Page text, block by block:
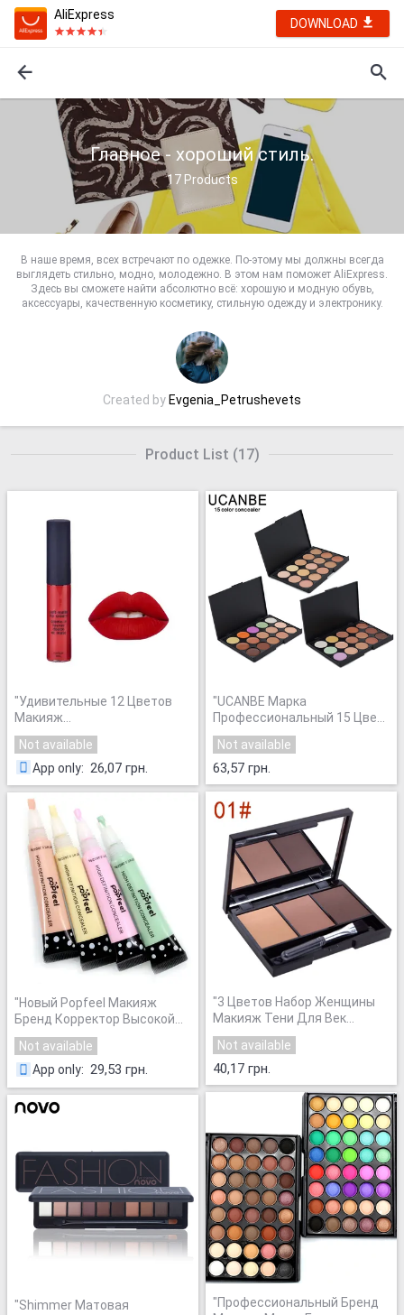
AliExpress
DOWNLOAD
Главное - хороший стиль.
17Products
В наше время, всех встречают по одежке. По-этому мы должны всегда
выглядеть стильно, модно, молодежно. В этом нам поможет AliExpress.
Здесь вы сможете найти абсолютно всё: хорошую и модную обувь,
аксессуары, качественную косметику, стильную одежду и электронику.
Created byEvgenia_Petrushevets
Product List (17)
"Удивительные 12 Цветов
Макияж
Водонепроницаемый
Матовый Бархат Жидкая
Помада Долгое Блеск Для
Губ Косметика"
Not available
App only: 26,07 грн.
"Новый Popfeel Макияж
Бренд Корректор Высокой
Четкости Корректор Жидкая
Основа BB Крем Косметика
Лица Корректор"
Not available
App only: 29,53 грн.
"Shimmer Матовая
"UCANBE Марка
Профессиональный 15 Цвет
Корректор 15 цветов На
Лице Крем Для Лица Уход
Камуфляж основа под
Макияж Палитры
Косметическая
Not available
63,57 грн.
"3 Цветов Набор Женщины
Макияж Тени Для Век
Палитра Бровей Тени для
век Пудра Косметическая
Not available
40,17 грн.
"Профессиональный Бренд